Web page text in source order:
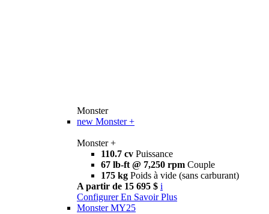
Monster
new Monster +
Monster +
110.7 cv Puissance
67 lb-ft @ 7,250 rpm Couple
175 kg Poids à vide (sans carburant)
A partir de 15 695 $ i
Configurer En Savoir Plus
Monster MY25